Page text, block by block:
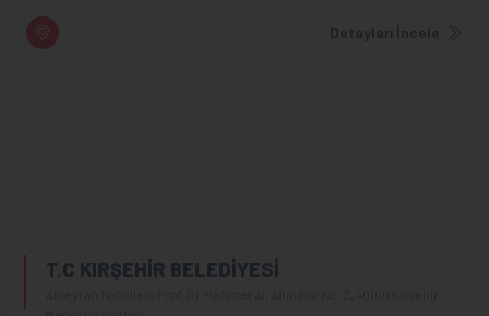
Detayları İncele
T.C KIRŞEHİR BELEDİYESİ